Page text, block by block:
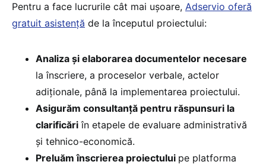
Pentru a face lucrurile cât mai ușoare, Adservio oferă
gratuit asistență de la începutul proiectului:
Analiza și elaborarea documentelor necesare
la înscriere, a proceselor verbale, actelor
adiționale, până la implementarea proiectului.
Asigurăm consultanță pentru răspunsuri la
clarificări în etapele de evaluare administrativă
și tehnico-economică.
Preluăm înscrierea proiectului pe platforma